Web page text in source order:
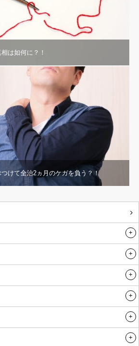
は如何に？！
けて全治2ヵ月のケガを負う？！